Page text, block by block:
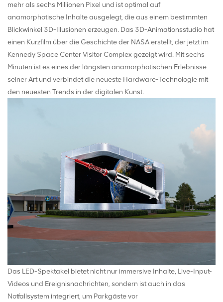
mehr als sechs Millionen Pixel und ist optimal auf
anamorphotische Inhalte ausgelegt, die aus einem bestimmten
Blickwinkel 3D-Illusionen erzeugen. Das 3D-Animationsstudio hat
einen Kurzfilm über die Geschichte der NASA erstellt, der jetzt im
Kennedy Space Center Visitor Complex gezeigt wird. Mit sechs
Minuten ist es eines der längsten anamorphotischen Erlebnisse
seiner Art und verbindet die neueste Hardware-Technologie mit
den neuesten Trends in der digitalen Kunst.
Das LED-Spektakel bietet nicht nur immersive Inhalte, Live-Input-
Videos und Ereignisnachrichten, sondern ist auch in das
Notfallsystem integriert, um Parkgäste vor